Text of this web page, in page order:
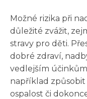
Možné rizika při
důležité zvážit,
stravy pro děti.
dobré zdraví,
vedlejším
například způsobit
ospalost či